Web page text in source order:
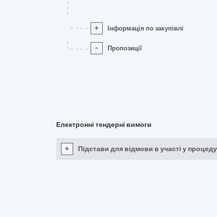
+ Інформація по закупівлі
- Пропозиції
Електронні тендерні вимоги
+ Підстави для відмови в участі у